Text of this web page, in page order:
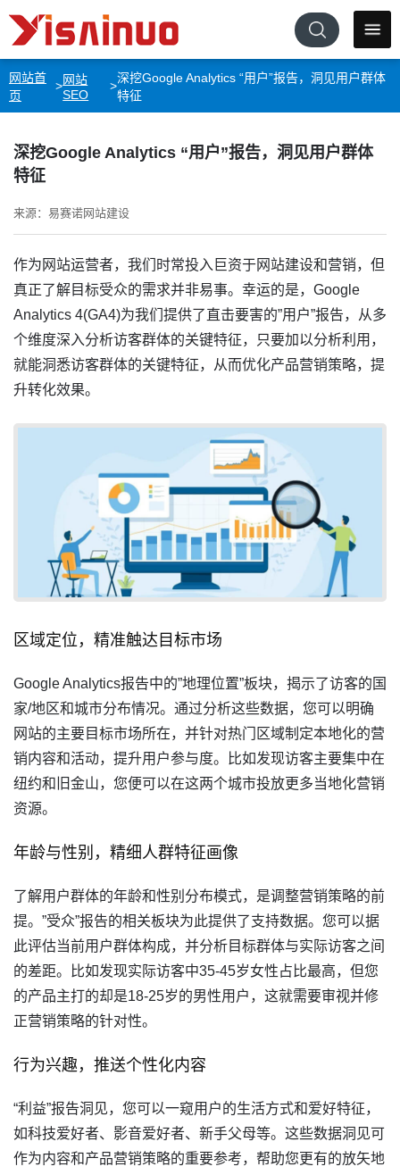
网站首
页
>网站
SEO
>
深挖Google Analytics “用户”报告，洞见用户群体
特征
深挖Google Analytics “用户”报告，洞见用户群体
特征
来源：易赛诺网站建设
作为网站运营者，我们时常投入巨资于网站建设和营销，但
真正了解目标受众的需求并非易事。幸运的是，Google
Analytics 4(GA4)为我们提供了直击要害的”用户”报告，
从多
个维度深入分析访客群体的关键特征，只要加以分析利用，
就能洞悉访客群体的关键特征，从而优化产品营销策略，提
升转化效果。
区域定位，精准触达目标市场
Google Analytics报告中的”地理位置”板块，揭示了访客的国
家/地区和城市分布情况。通过分析这些数据，您可以明确
网站的主要目标市场所在，并针对热门区域制定本地化的营
销内容和活动，提升用户参与度。比如发现访客主要集中在
纽约和旧金山，您便可以在这两个城市投放更多当地化营销
资源。
年龄与性别，精细人群特征画像
了解用户群体的年龄和性别分布模式，是调整营销策略的前
提。”受众”报告的相关板块为此提供了支持数据。您可以据
此评估当前用户群体构成，并分析目标群体与实际访客之间
的差距。比如发现实际访客中35-45岁女性占比最高，但您
的产品主打的却是18-25岁的男性用户，这就需要审视并修
正营销策略的针对性。
行为兴趣，推送个性化内容
“利益”报告洞见，您可以一窥用户的生活方式和爱好特征，
如科技爱好者、影音爱好者、新手父母等。这些数据洞见可
作为内容和产品营销策略的重要参考，帮助您更有的放矢地